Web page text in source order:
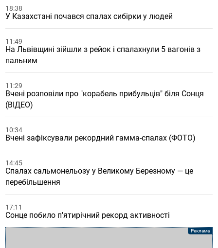
18:38
У Казахстані почався спалах сибірки у людей
11:49
На Львівщині зійшли з рейок і спалахнули 5 вагонів з
пальним
11:29
Вчені розповіли про "корабель прибульців" біля Сонця
(ВІДЕО)
10:34
Вчені зафіксували рекордний гамма-спалах (ФОТО)
14:45
Спалах сальмонельозу у Великому Березному — це
перебільшення
17:11
Сонце побило п'ятирічний рекорд активності